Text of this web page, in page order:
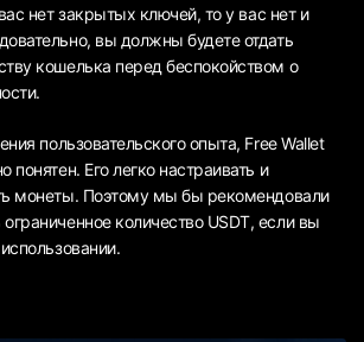
нет закрытых ключей, то у вас нет и
вы должны будете отдать
кошелька перед беспокойством о
пользовательского опыта, Free Wallet
понятен. Его легко настраивать и
монеты. Поэтому мы бы рекомендовали
количество USDT, если вы